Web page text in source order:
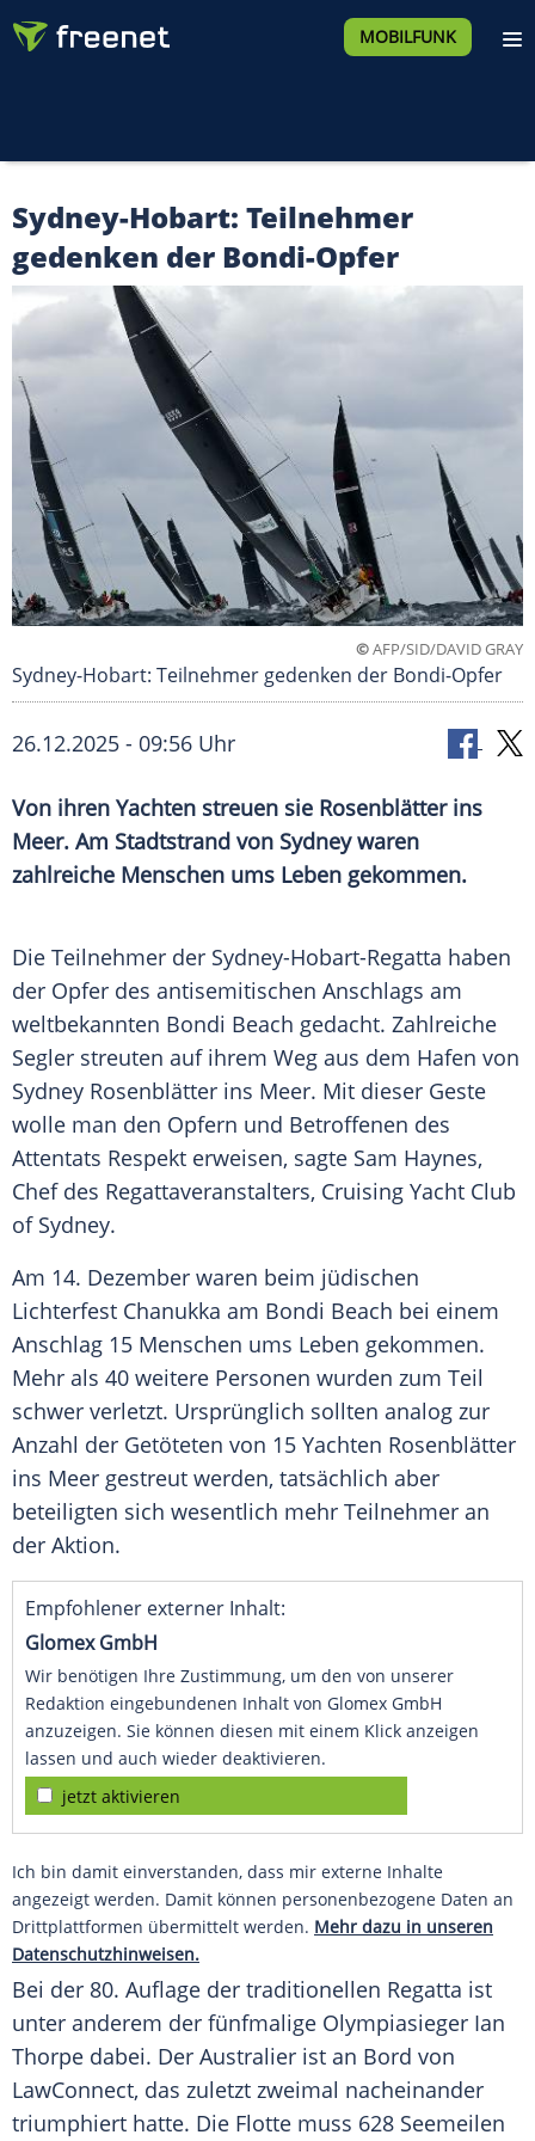
MOBILFUNK
Sydney-Hobart: Teilnehmer
gedenken der Bondi-Opfer
©AFP/SID/DAVID GRAY
Sydney-Hobart: Teilnehmer gedenken der Bondi-Opfer
26.12.2025 - 09:56 Uhr
Von ihren Yachten streuen sie Rosenblätter ins
Meer. Am Stadtstrand von Sydney waren
zahlreiche Menschen ums Leben gekommen.
Die Teilnehmer der Sydney-Hobart-Regatta haben
der Opfer des antisemitischen Anschlags am
weltbekannten Bondi Beach gedacht. Zahlreiche
Segler streuten auf ihrem Weg aus dem Hafen von
Sydney Rosenblätter ins Meer. Mit dieser Geste
wolle man den Opfern und Betroffenen des
Attentats Respekt erweisen, sagte Sam Haynes,
Chef des Regattaveranstalters, Cruising Yacht Club
of Sydney.
Am 14. Dezember waren beim jüdischen
Lichterfest Chanukka am Bondi Beach bei einem
Anschlag 15 Menschen ums Leben gekommen.
Mehr als 40 weitere Personen wurden zum Teil
schwer verletzt. Ursprünglich sollten analog zur
Anzahl der Getöteten von 15 Yachten Rosenblätter
ins Meer gestreut werden, tatsächlich aber
beteiligten sich wesentlich mehr Teilnehmer an
der Aktion.
Empfohlener externer Inhalt:
Glomex GmbH
Wir benötigen Ihre Zustimmung, um den von unserer
Redaktion eingebundenen Inhalt von Glomex GmbH
anzuzeigen. Sie können diesen mit einem Klick anzeigen
lassen und auch wieder deaktivieren.
jetzt aktivieren
Ich bin damit einverstanden, dass mir externe Inhalte
angezeigt werden. Damit können personenbezogene Daten an
Drittplattformen übermittelt werden. Mehr dazu in unseren
Datenschutzhinweisen.
Bei der 80. Auflage der traditionellen Regatta ist
unter anderem der fünfmalige Olympiasieger Ian
Thorpe dabei. Der Australier ist an Bord von
LawConnect, das zuletzt zweimal nacheinander
triumphiert hatte. Die Flotte muss 628 Seemeilen